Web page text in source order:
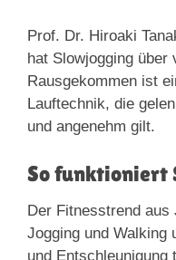
Prof. Dr. Hiroaki
hat Slowjogging
Rausgekommen ist
Lauftechnik, die
und angenehm gilt.
So funktioniert
Der Fitnesstrend aus
Jogging und Walking
und